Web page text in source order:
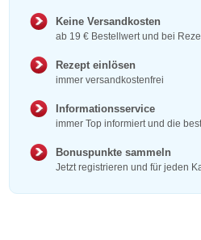
Keine Versandkosten
ab 19 € Bestellwert und bei
Rezept einlösen
immer versandkostenfrei
Informationsservice
immer Top informiert und die
Bonuspunkte sammeln
Jetzt registrieren und für jeden